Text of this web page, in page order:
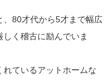
、80才代から5才まで幅広
く稽古に励んでいま
ているアットホームな